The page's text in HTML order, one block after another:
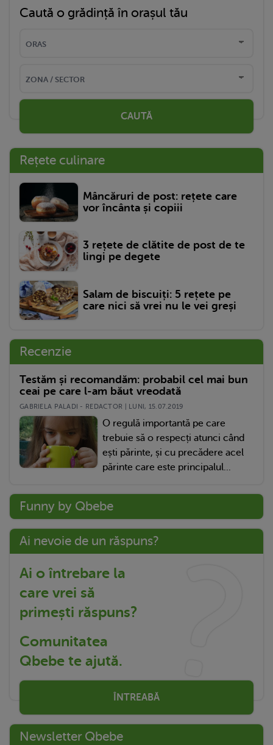
Caută o grădință în orașul tău
CAUTĂ
Rețete culinare
Mâncăruri de post: rețete care
vor încânta și copiii
3 rețete de clătite de post de te
lingi pe degete
Salam de biscuiți: 5 rețete pe
care nici să vrei nu le vei greși
Recenzie
Testăm și recomandăm: probabil cel mai bun
ceai pe care l-am băut vreodată
GABRIELA PALADI - REDACTOR | LUNI, 15.07.2019
O regulă importantă pe care
trebuie să o respecți atunci când
ești părinte, și cu precădere acel
părinte care este principalul...
Funny by Qbebe
Ai nevoie de un răspuns?
Ai o întrebare la
care vrei să
primești răspuns?
Comunitatea
Qbebe te ajută.
ÎNTREABĂ
Newsletter Qbebe